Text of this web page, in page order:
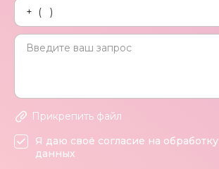
Прикрепить файл
Я даю своё согласие на
данных